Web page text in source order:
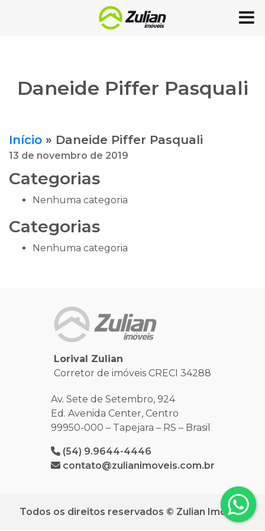
Daneide Piffer Pasquali
Início » Daneide Piffer Pasquali
13 de novembro de 2019
Categorias
Nenhuma categoria
Categorias
Nenhuma categoria
Lorival Zulian
Corretor de imóveis CRECI 34288
Av. Sete de Setembro, 924
Ed. Avenida Center, Centro
99950-000 – Tapejara – RS – Brasil
(54) 9.9644-4446
contato@zulianimoveis.com.br
Todos os direitos reservados © Zulian Imóveis